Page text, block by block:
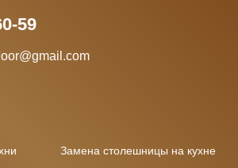
59
Замена столешницы на кухне